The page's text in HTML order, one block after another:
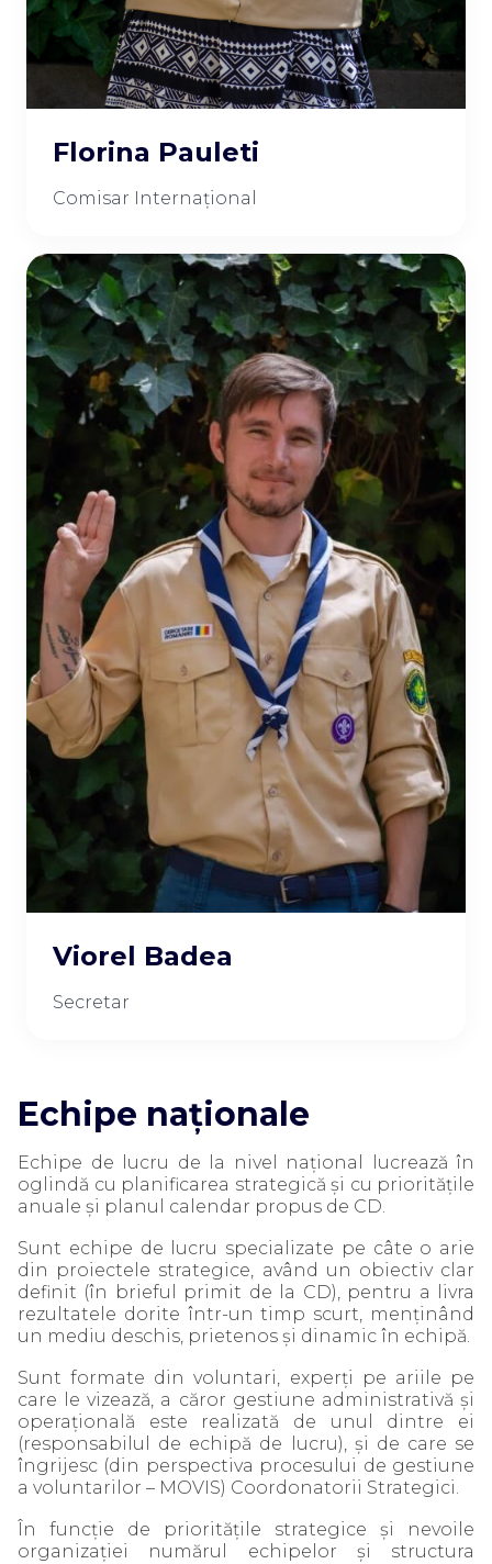
Florina Pauleti
Comisar Internațional
Viorel Badea
Secretar
Echipe naționale
Echipe de lucru de la nivel național lucrează în
oglindă cu planificarea strategică și cu prioritățile
anuale și planul calendar propus de CD.
Sunt echipe de lucru specializate pe câte o arie
din proiectele strategice, având un obiectiv clar
definit (în brieful primit de la CD), pentru a livra
rezultatele dorite într-un timp scurt, menținând
un mediu deschis, prietenos și dinamic în echipă.
Sunt formate din voluntari, experți pe ariile pe
care le vizează, a căror gestiune administrativă și
operațională este realizată de unul dintre ei
(responsabilul de echipă de lucru), și de care se
îngrijesc (din perspectiva procesului de gestiune
a voluntarilor – MOVIS) Coordonatorii Strategici.
În funcție de prioritățile strategice și nevoile
organizației numărul echipelor și structura